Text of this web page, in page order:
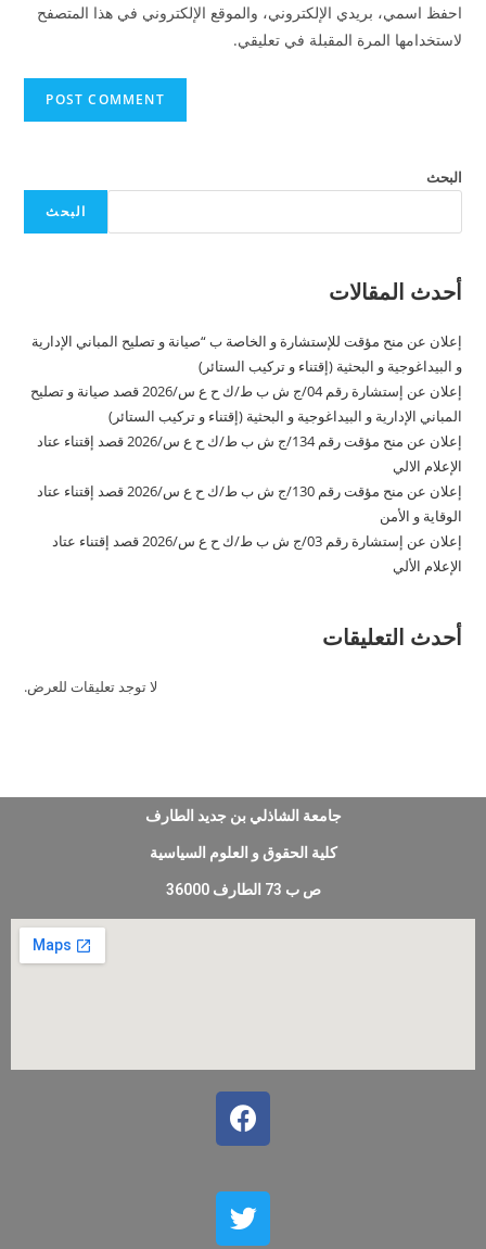
احفظ اسمي، بريدي الإلكتروني، والموقع الإلكتروني في هذا المتصفح
لاستخدامها المرة المقبلة في تعليقي.
البحث
البحث
أحدث المقالات
إعلان عن منح مؤقت للإستشارة و الخاصة ب “صيانة و تصليح المباني الإدارية
و البيداغوجية و البحثية (إقتناء و تركيب الستائر)
إعلان عن إستشارة رقم 04/ج ش ب ط/ك ح ع س/2026 قصد صيانة و تصليح
المباني الإدارية و البيداغوجية و البحثية (إقتناء و تركيب الستائر)
إعلان عن منح مؤقت رقم 134/ج ش ب ط/ك ح ع س/2026 قصد إقتناء عتاد
الإعلام الالي
إعلان عن منح مؤقت رقم 130/ج ش ب ط/ك ح ع س/2026 قصد إقتناء عتاد
الوقاية و الأمن
إعلان عن إستشارة رقم 03/ج ش ب ط/ك ح ع س/2026 قصد إقتناء عتاد
الإعلام الألي
أحدث التعليقات
لا توجد تعليقات للعرض.
جامعة الشاذلي بن جديد الطارف
كلية الحقوق و العلوم السياسية
ص ب 73 الطارف 36000